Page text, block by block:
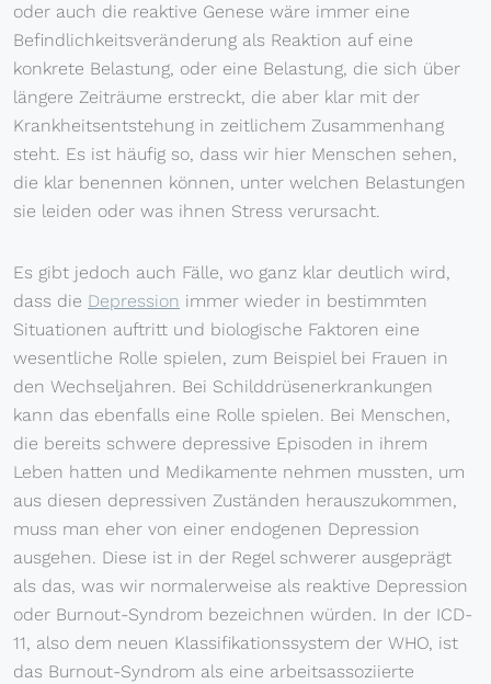
oder auch die reaktive Genese wäre immer eine
Befindlichkeitsveränderung als Reaktion auf eine
konkrete Belastung, oder eine Belastung, die sich über
längere Zeiträume erstreckt, die aber klar mit der
Krankheitsentstehung in zeitlichem Zusammenhang
steht. Es ist häufig so, dass wir hier Menschen sehen,
die klar benennen können, unter welchen Belastungen
sie leiden oder was ihnen Stress verursacht.
Es gibt jedoch auch Fälle, wo ganz klar deutlich wird,
dass die Depression immer wieder in bestimmten
Situationen auftritt und biologische Faktoren eine
wesentliche Rolle spielen, zum Beispiel bei Frauen in
den Wechseljahren. Bei Schilddrüsenerkrankungen
kann das ebenfalls eine Rolle spielen. Bei Menschen,
die bereits schwere depressive Episoden in ihrem
Leben hatten und Medikamente nehmen mussten, um
aus diesen depressiven Zuständen herauszukommen,
muss man eher von einer endogenen Depression
ausgehen. Diese ist in der Regel schwerer ausgeprägt
als das, was wir normalerweise als reaktive Depression
oder Burnout-Syndrom bezeichnen würden. In der ICD-
11, also dem neuen Klassifikationssystem der WHO, ist
das Burnout-Syndrom als eine arbeitsassoziierte